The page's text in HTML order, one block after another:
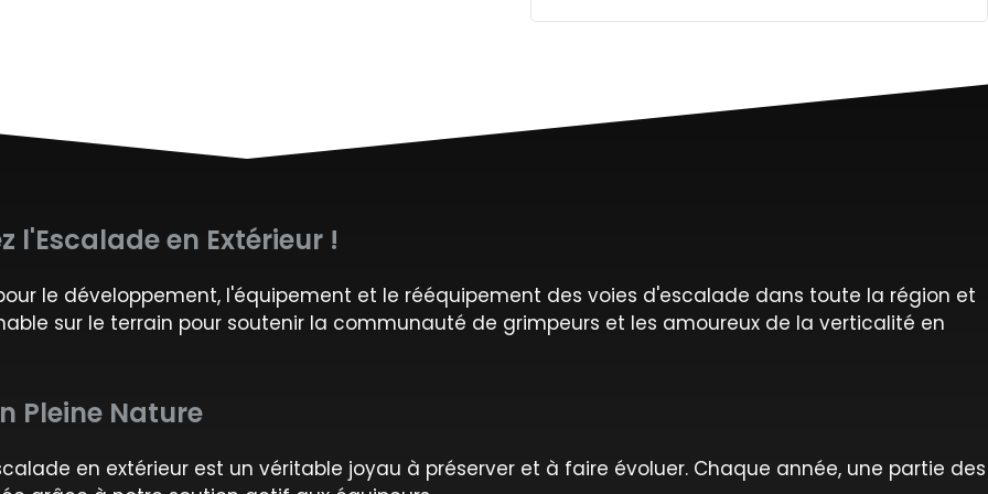
l'Escalade en Extérieur !
le développement, l'équipement et le rééquipement des voies d'escalade dans toute la région et
sur le terrain pour soutenir la communauté de grimpeurs et les amoureux de la verticalité en
Pleine Nature
en extérieur est un véritable joyau à préserver et à faire évoluer. Chaque année, une partie des